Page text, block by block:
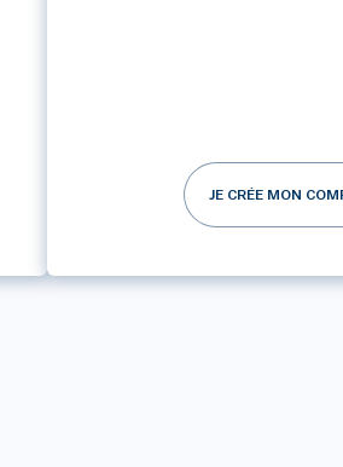
JE CRÉE MON